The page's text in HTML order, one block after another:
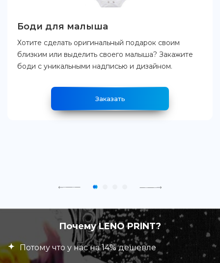
Боди для малыша
Хотите сделать оригинальный подарок своим
близким или выделить своего малыша? Закажите
боди с уникальными надписью и дизайном.
Заказать
Почему LENO PRINT?
Потому что у нас на 14% дешевле